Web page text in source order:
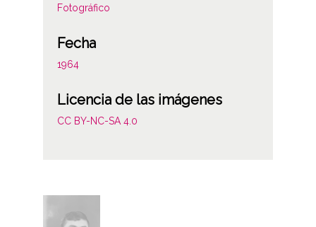
Fotográfico
Fecha
1964
Licencia de las imágenes
CC BY-NC-SA 4.0